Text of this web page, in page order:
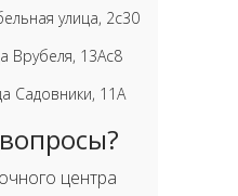
улица, 2с30
Врубеля, 13Ас8
Садовники, 11А
центра